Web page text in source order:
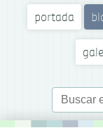
portada